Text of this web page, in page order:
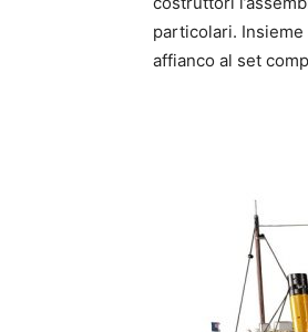
particolari.
affianco al set